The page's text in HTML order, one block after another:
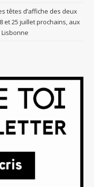
têtes d’affiche des deux
et 25 juillet prochains, aux